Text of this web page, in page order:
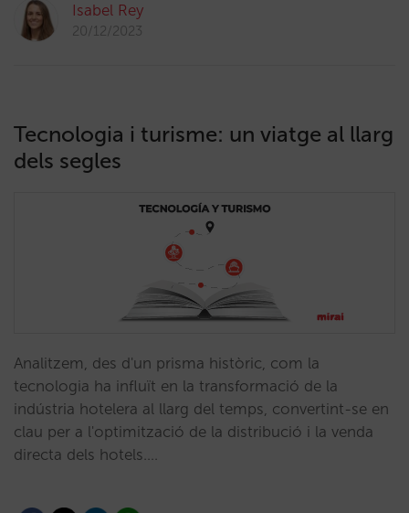
Isabel Rey
20/12/2023
Tecnologia i turisme: un viatge al llarg
dels segles
Analitzem, des d'un prisma històric, com la
tecnologia ha influït en la transformació de la
indústria hotelera al llarg del temps, convertint-se en
clau per a l'optimització de la distribució i la venda
directa dels hotels.…